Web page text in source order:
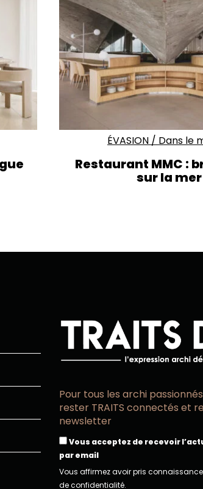
ÉVASION / Dans le
Restaurant MMC :
sur la mer
Pour tous les archi
rester TRAITS connectés et
newsletter
Vous acceptez de recevoir
par email
Vous affirmez avoir pris
de confidentialité.